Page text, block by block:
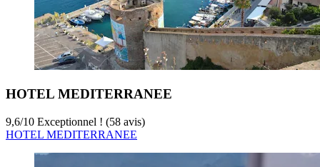
HOTEL MEDITERRANEE
9,6/10 Exceptionnel ! (58 avis)
HOTEL MEDITERRANEE